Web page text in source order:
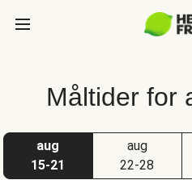
Måltider for
aug
15-21
aug
22-28